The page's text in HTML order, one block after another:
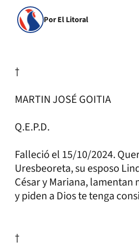
Por El Litoral
†
MARTIN JOSÉ GOITIA
Q.E.P.D.
Falleció el 15/10/2024.
Uresbeoreta, su esposo
César y Mariana,
y piden a Dios te tenga
†